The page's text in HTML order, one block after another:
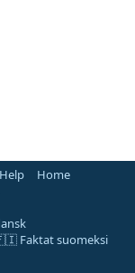
Help
Home
Faktat suomeksi